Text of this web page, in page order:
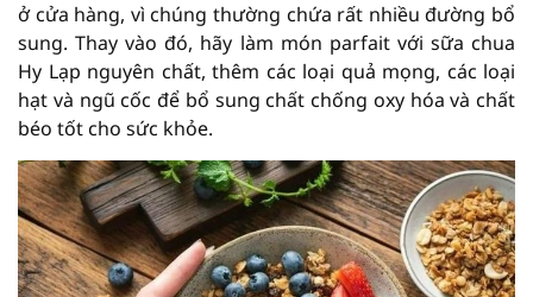
ở cửa hàng, vì chúng thường chứa rất nhiều đường bổ
sung. Thay vào đó, hãy làm món parfait với sữa chua
Hy Lạp nguyên chất, thêm các loại quả mọng, các loại
hạt và ngũ cốc để bổ sung chất chống oxy hóa và chất
béo tốt cho sức khỏe.